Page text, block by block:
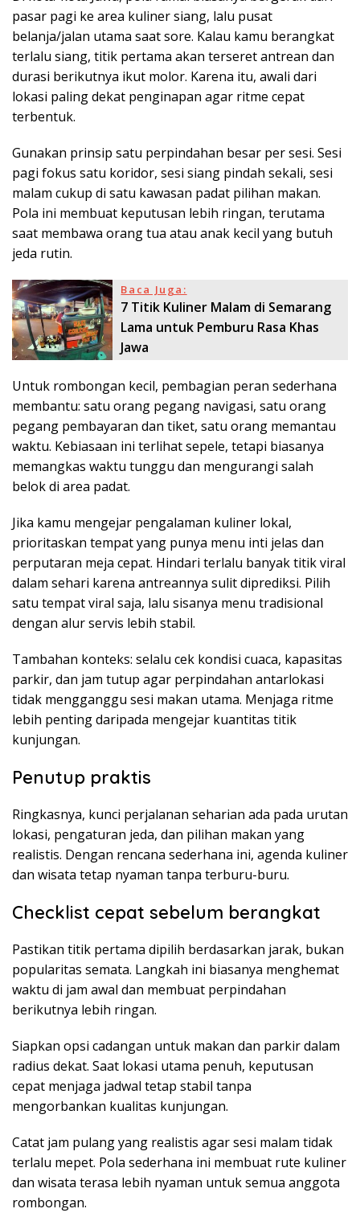
pasar pagi ke area kuliner siang, lalu pusat
belanja/jalan utama saat sore. Kalau kamu berangkat
terlalu siang, titik pertama akan terseret antrean dan
durasi berikutnya ikut molor. Karena itu, awali dari
lokasi paling dekat penginapan agar ritme cepat
terbentuk.
Gunakan prinsip satu perpindahan besar per sesi. Sesi
pagi fokus satu koridor, sesi siang pindah sekali, sesi
malam cukup di satu kawasan padat pilihan makan.
Pola ini membuat keputusan lebih ringan, terutama
saat membawa orang tua atau anak kecil yang butuh
jeda rutin.
Baca Juga:
7 Titik Kuliner Malam di Semarang
Lama untuk Pemburu Rasa Khas
Jawa
Untuk rombongan kecil, pembagian peran sederhana
membantu: satu orang pegang navigasi, satu orang
pegang pembayaran dan tiket, satu orang memantau
waktu. Kebiasaan ini terlihat sepele, tetapi biasanya
memangkas waktu tunggu dan mengurangi salah
belok di area padat.
Jika kamu mengejar pengalaman kuliner lokal,
prioritaskan tempat yang punya menu inti jelas dan
perputaran meja cepat. Hindari terlalu banyak titik viral
dalam sehari karena antreannya sulit diprediksi. Pilih
satu tempat viral saja, lalu sisanya menu tradisional
dengan alur servis lebih stabil.
Tambahan konteks: selalu cek kondisi cuaca, kapasitas
parkir, dan jam tutup agar perpindahan antarlokasi
tidak mengganggu sesi makan utama. Menjaga ritme
lebih penting daripada mengejar kuantitas titik
kunjungan.
Penutup praktis
Ringkasnya, kunci perjalanan seharian ada pada urutan
lokasi, pengaturan jeda, dan pilihan makan yang
realistis. Dengan rencana sederhana ini, agenda kuliner
dan wisata tetap nyaman tanpa terburu-buru.
Checklist cepat sebelum berangkat
Pastikan titik pertama dipilih berdasarkan jarak, bukan
popularitas semata. Langkah ini biasanya menghemat
waktu di jam awal dan membuat perpindahan
berikutnya lebih ringan.
Siapkan opsi cadangan untuk makan dan parkir dalam
radius dekat. Saat lokasi utama penuh, keputusan
cepat menjaga jadwal tetap stabil tanpa
mengorbankan kualitas kunjungan.
Catat jam pulang yang realistis agar sesi malam tidak
terlalu mepet. Pola sederhana ini membuat rute kuliner
dan wisata terasa lebih nyaman untuk semua anggota
rombongan.